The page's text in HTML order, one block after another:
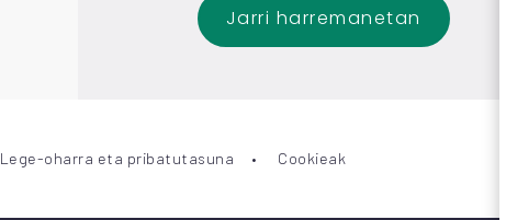
Jarri harremanetan
Lege-oharra eta pribatutasuna Cookieak